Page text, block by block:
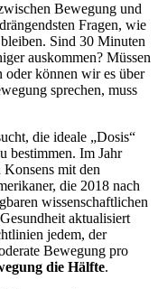
Bewegung und
Fragen, wie
Sind 30 Minuten
auskommen? Müssen
oder können wir es über
sprechen, muss
die ideale „Dosis“
bestimmen. Im Jahr
Konsens mit den
die 2018 nach
wissenschaftlichen
aktualisiert
jedem, der
Bewegung pro
die Hälfte.